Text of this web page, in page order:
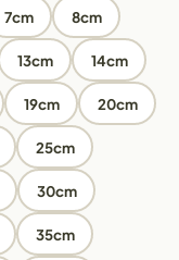
7cm 8cm
13cm 14cm
19cm 20cm
25cm
30cm
35cm